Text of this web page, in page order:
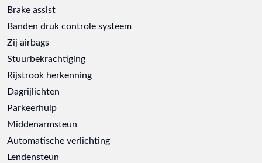
Brake assist
Banden druk controle systeem
Zij airbags
Stuurbekrachtiging
Rijstrook herkenning
Dagrijlichten
Parkeerhulp
Middenarmsteun
Automatische verlichting
Lendensteun